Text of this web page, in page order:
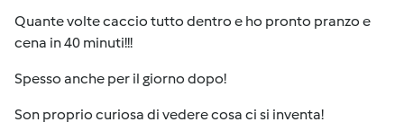
Quante volte caccio tutto dentro e ho pronto pranzo e
cena in 40 minuti!!!
Spesso anche per il giorno dopo!
Son proprio curiosa di vedere cosa ci si inventa!